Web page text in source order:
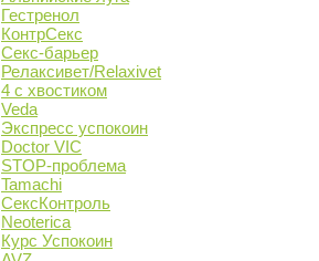
Гестренол
КонтрСекс
Секс-барьер
Релаксивет/Relaxivet
4 с хвостиком
Veda
Экспресс успокоин
Doctor VIC
STOP-проблема
Tamachi
СексКонтроль
Neoterica
Курс Успокоин